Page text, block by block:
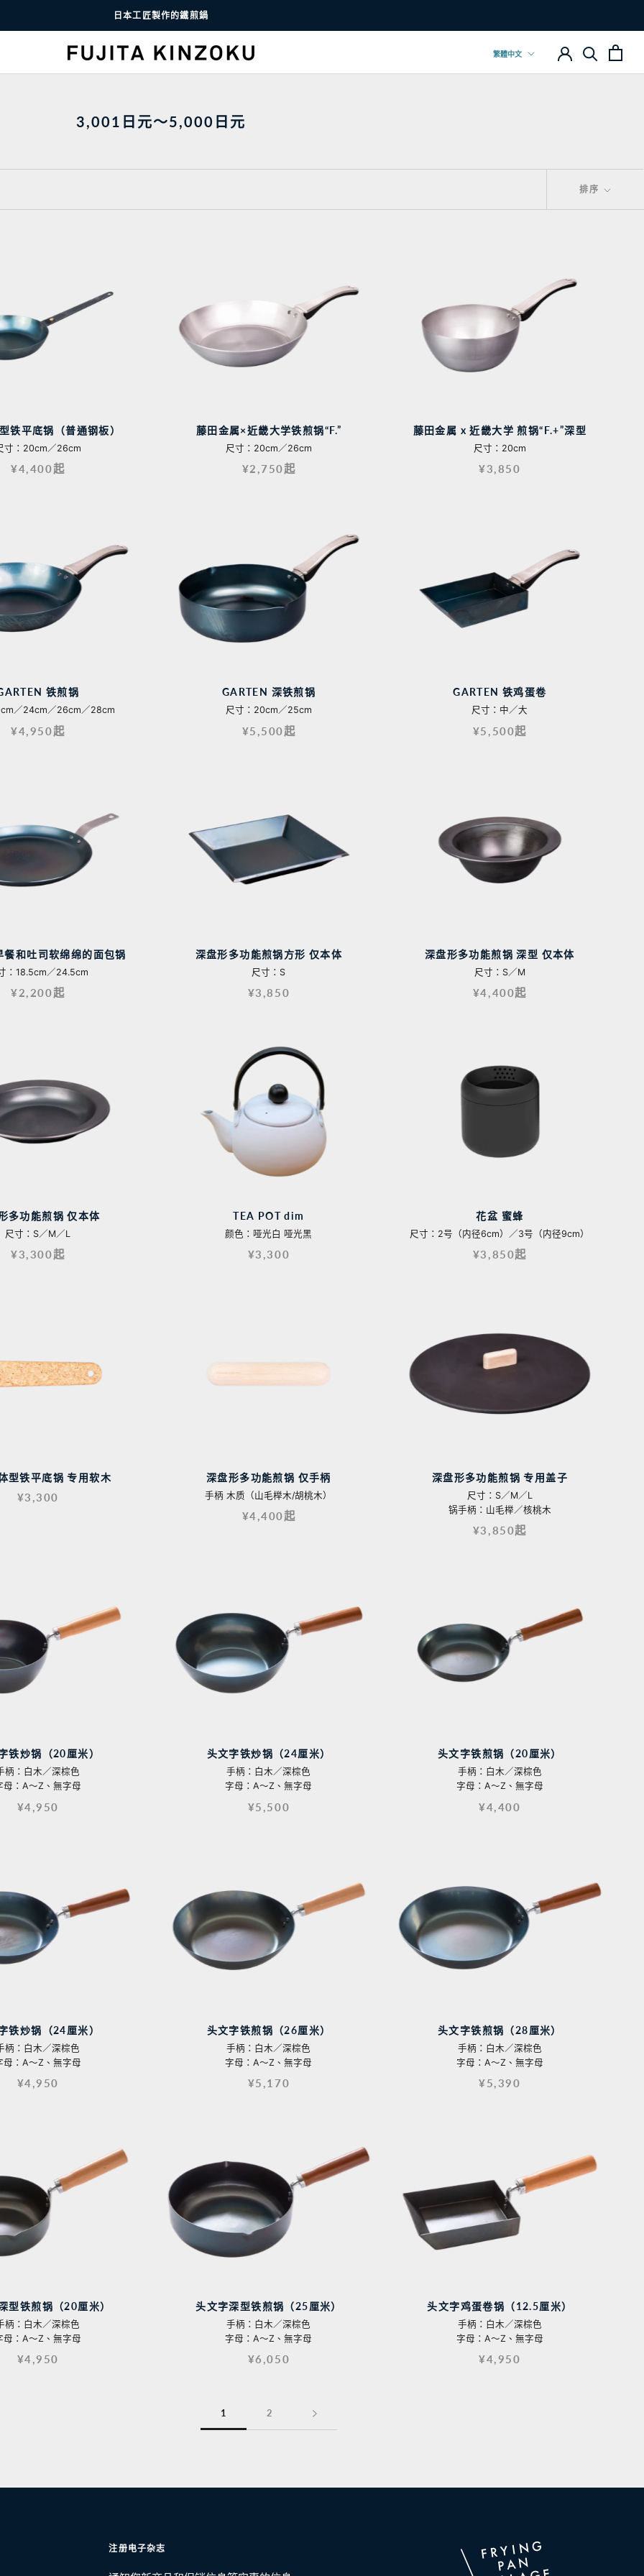
日本工匠製作的鐵煎鍋
語
繁體中文
3,001日元〜5,000日元
排序
铁平底锅（普通钢板）
寸：20cm／26cm
¥4,400起
藤田金属×近畿大学铁煎锅“F.”
尺寸：20cm／26cm
¥2,750起
藤田金属 x 近畿大学 煎锅“F.+”深型
尺寸：20cm
¥3,850
铁煎锅
／24cm／26cm／28cm
¥4,950起
GARTEN 深铁煎锅
尺寸：20cm／25cm
¥5,500起
GARTEN 铁鸡蛋卷
尺寸：中／大
¥5,500起
餐和吐司软绵绵的面包锅
：18.5cm／24.5cm
¥2,200起
深盘形多功能煎锅方形 仅本体
尺寸：S
¥3,850
深盘形多功能煎锅 深型 仅本体
尺寸：S／M
¥4,400起
多功能煎锅 仅本体
尺寸：S／M／L
¥3,300起
TEA POT dim
颜色：哑光白 哑光黑
¥3,300
花盆 蜜蜂
尺寸：2号（内径6cm）／3号（内径9cm）
¥3,850起
型铁平底锅 专用软木
¥3,300
深盘形多功能煎锅 仅手柄
手柄 木质（山毛榉木/胡桃木）
¥4,400起
深盘形多功能煎锅 专用盖子
尺寸：S／M／L
锅手柄：山毛榉／核桃木
¥3,850起
铁炒锅（20厘米）
柄：白木／深棕色
母：A〜Z、無字母
¥4,950
头文字铁炒锅（24厘米）
手柄：白木／深棕色
字母：A〜Z、無字母
¥5,500
头文字铁煎锅（20厘米）
手柄：白木／深棕色
字母：A〜Z、無字母
¥4,400
铁炒锅（24厘米）
柄：白木／深棕色
母：A〜Z、無字母
¥4,950
头文字铁煎锅（26厘米）
手柄：白木／深棕色
字母：A〜Z、無字母
¥5,170
头文字铁煎锅（28厘米）
手柄：白木／深棕色
字母：A〜Z、無字母
¥5,390
型铁煎锅（20厘米）
柄：白木／深棕色
母：A〜Z、無字母
¥4,950
头文字深型铁煎锅（25厘米）
手柄：白木／深棕色
字母：A〜Z、無字母
¥6,050
头文字鸡蛋卷锅（12.5厘米）
手柄：白木／深棕色
字母：A〜Z、無字母
¥4,950
1 2
注册电子杂志